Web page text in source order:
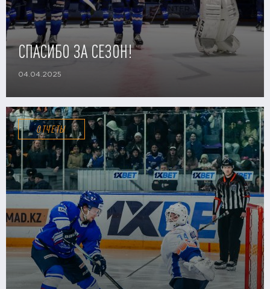
СПАСИБО ЗА СЕЗОН!
04.04.2025
ОТЧЕТЫ